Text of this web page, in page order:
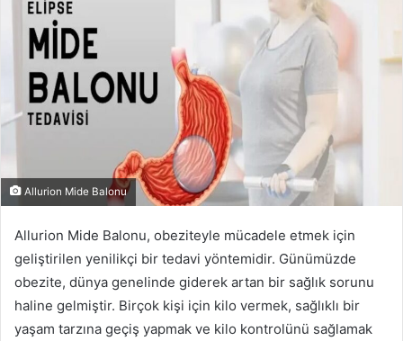
Allurion Mide Balonu
Allurion Mide Balonu, obeziteyle mücadele etmek için
geliştirilen yenilikçi bir tedavi yöntemidir. Günümüzde
obezite, dünya genelinde giderek artan bir sağlık sorunu
haline gelmiştir. Birçok kişi için kilo vermek, sağlıklı bir
yaşam tarzına geçiş yapmak ve kilo kontrolünü sağlamak